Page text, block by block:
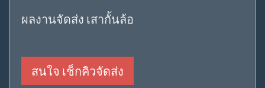
ผลงานจัดส่ง เสากั้นล้อ
สนใจ เช็กคิวจัดส่ง